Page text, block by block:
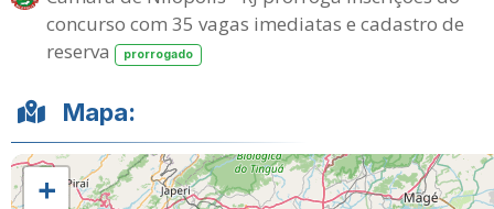
concurso com 35 vagas imediatas e cadastro de
reserva
prorrogado
Mapa:
+